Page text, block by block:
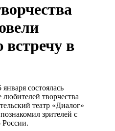
в
состоялась
любителей творчества
театр «Диалог»
познакомил зрителей с
России.